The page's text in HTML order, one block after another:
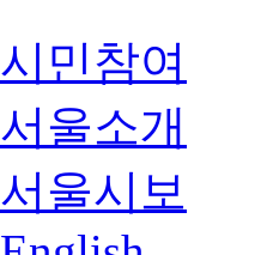
시민참여
서울소개
서울시보